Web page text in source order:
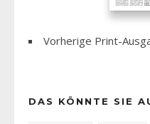
Vorherige Print-
DAS KÖNNTE SIE